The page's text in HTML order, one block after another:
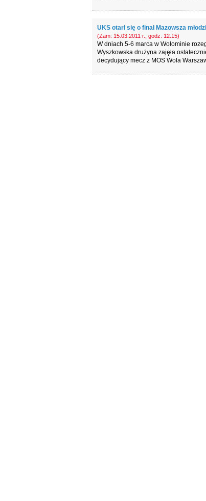
UKS otarł się o finał Mazowsza
(Zam: 15.03.2011 r., godz. 12.15)
W dniach 5-6 marca w Wołominie
Wyszkowska drużyna zajęła
decydujący mecz z MOS Wola